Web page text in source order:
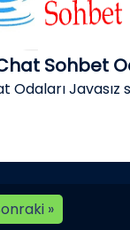
Sohbet
Odaları Javasız
»